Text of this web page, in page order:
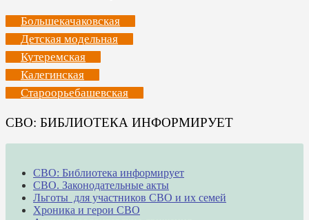
Большекачаковская
Детская модельная
Кутеремская
Калегинская
Староорьебашевская
СВО: БИБЛИОТЕКА ИНФОРМИРУЕТ
СВО: Библиотека информирует
СВО. Законодательные акты
Льготы для участников СВО и их семей
Хроника и герои СВО